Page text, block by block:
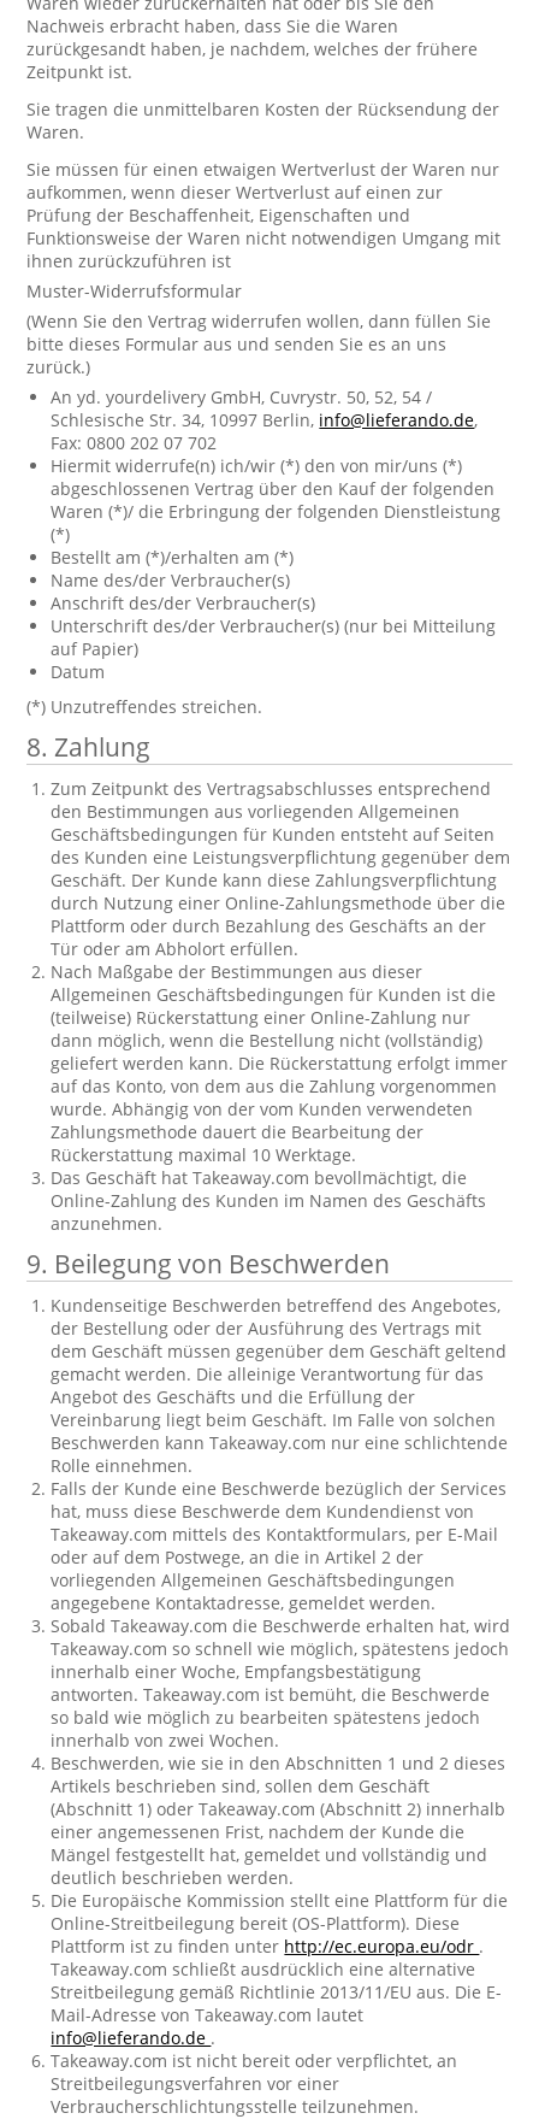
Nachweis erbracht haben, dass Sie die Waren
zurückgesandt haben, je nachdem, welches der frühere
Zeitpunkt ist.
Sie tragen die unmittelbaren Kosten der Rücksendung der
Waren.
Sie müssen für einen etwaigen Wertverlust der Waren nur
aufkommen, wenn dieser Wertverlust auf einen zur
Prüfung der Beschaffenheit, Eigenschaften und
Funktionsweise der Waren nicht notwendigen Umgang mit
ihnen zurückzuführen ist
Muster-Widerrufsformular
(Wenn Sie den Vertrag widerrufen wollen, dann füllen Sie
bitte dieses Formular aus und senden Sie es an uns
zurück.)
An yd. yourdelivery GmbH, Cuvrystr. 50, 52, 54 /
Schlesische Str. 34, 10997 Berlin, info@lieferando.de,
Fax: 0800 202 07 702
Hiermit widerrufe(n) ich/wir (*) den von mir/uns (*)
abgeschlossenen Vertrag über den Kauf der folgenden
Waren (*)/ die Erbringung der folgenden Dienstleistung
(*)
Bestellt am (*)/erhalten am (*)
Name des/der Verbraucher(s)
Anschrift des/der Verbraucher(s)
Unterschrift des/der Verbraucher(s) (nur bei Mitteilung
auf Papier)
Datum
(*) Unzutreffendes streichen.
8. Zahlung
Zum Zeitpunkt des Vertragsabschlusses entsprechend
den Bestimmungen aus vorliegenden Allgemeinen
Geschäftsbedingungen für Kunden entsteht auf Seiten
des Kunden eine Leistungsverpflichtung gegenüber dem
Geschäft. Der Kunde kann diese Zahlungsverpflichtung
durch Nutzung einer Online-Zahlungsmethode über die
Plattform oder durch Bezahlung des Geschäfts an der
Tür oder am Abholort erfüllen.
Nach Maßgabe der Bestimmungen aus dieser
Allgemeinen Geschäftsbedingungen für Kunden ist die
(teilweise) Rückerstattung einer Online-Zahlung nur
dann möglich, wenn die Bestellung nicht (vollständig)
geliefert werden kann. Die Rückerstattung erfolgt immer
auf das Konto, von dem aus die Zahlung vorgenommen
wurde. Abhängig von der vom Kunden verwendeten
Zahlungsmethode dauert die Bearbeitung der
Rückerstattung maximal 10 Werktage.
Das Geschäft hat Takeaway.com bevollmächtigt, die
Online-Zahlung des Kunden im Namen des Geschäfts
anzunehmen.
9. Beilegung von Beschwerden
Kundenseitige Beschwerden betreffend des Angebotes,
der Bestellung oder der Ausführung des Vertrags mit
dem Geschäft müssen gegenüber dem Geschäft geltend
gemacht werden. Die alleinige Verantwortung für das
Angebot des Geschäfts und die Erfüllung der
Vereinbarung liegt beim Geschäft. Im Falle von solchen
Beschwerden kann Takeaway.com nur eine schlichtende
Rolle einnehmen.
Falls der Kunde eine Beschwerde bezüglich der Services
hat, muss diese Beschwerde dem Kundendienst von
Takeaway.com mittels des Kontaktformulars, per E-Mail
oder auf dem Postwege, an die in Artikel 2 der
vorliegenden Allgemeinen Geschäftsbedingungen
angegebene Kontaktadresse, gemeldet werden.
Sobald Takeaway.com die Beschwerde erhalten hat, wird
Takeaway.com so schnell wie möglich, spätestens jedoch
innerhalb einer Woche, Empfangsbestätigung
antworten. Takeaway.com ist bemüht, die Beschwerde
so bald wie möglich zu bearbeiten spätestens jedoch
innerhalb von zwei Wochen.
Beschwerden, wie sie in den Abschnitten 1 und 2 dieses
Artikels beschrieben sind, sollen dem Geschäft
(Abschnitt 1) oder Takeaway.com (Abschnitt 2) innerhalb
einer angemessenen Frist, nachdem der Kunde die
Mängel festgestellt hat, gemeldet und vollständig und
deutlich beschrieben werden.
Die Europäische Kommission stellt eine Plattform für die
Online-Streitbeilegung bereit (OS-Plattform). Diese
Plattform ist zu finden unter http://ec.europa.eu/odr .
Takeaway.com schließt ausdrücklich eine alternative
Streitbeilegung gemäß Richtlinie 2013/11/EU aus. Die E-
Mail-Adresse von Takeaway.com lautet
info@lieferando.de .
Takeaway.com ist nicht bereit oder verpflichtet, an
Streitbeilegungsverfahren vor einer
Verbraucherschlichtungsstelle teilzunehmen.